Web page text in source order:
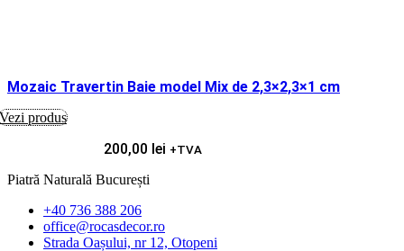
Mozaic Travertin Baie model Mix de 2,3×2,3×1 cm
Vezi produs
200,00 lei +TVA
Piatră Naturală București
+40 736 388 206
office@rocasdecor.ro
Strada Oașului, nr 12, Otopeni